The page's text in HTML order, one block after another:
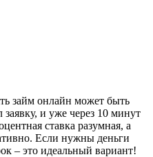
займ онлайн может быть
и уже через 10 минут
ставка разумная, а
Если нужны деньги
– это идеальный вариант!